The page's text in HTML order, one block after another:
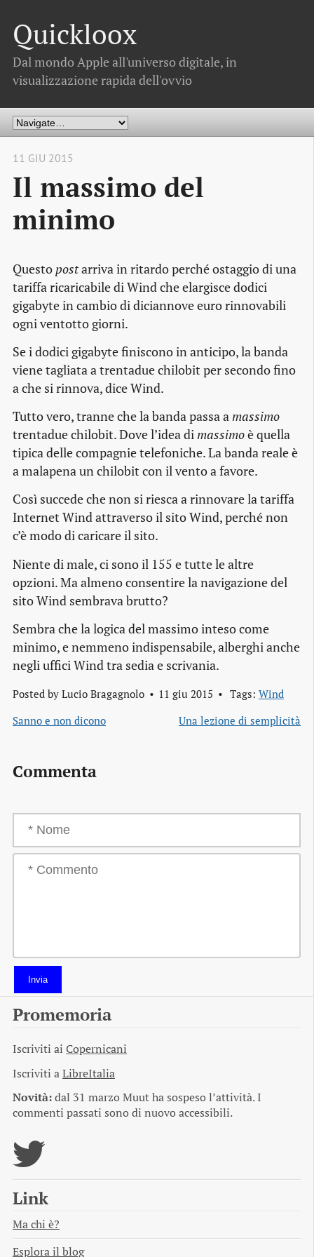
Quickloox
Dal mondo Apple all'universo digitale, in
visualizzazione rapida dell'ovvio
11 GIU 2015
Il massimo del
minimo
Questo postarriva in ritardo perché ostaggio di una
tariffa ricaricabile di Wind che elargisce dodici
gigabyte in cambio di diciannove euro rinnovabili
ogni ventotto giorni.
Se i dodici gigabyte finiscono in anticipo, la banda
viene tagliata a trentadue chilobit per secondo fino
a che si rinnova, dice Wind.
Tutto vero, tranne che la banda passa amassimo
trentadue chilobit. Dove l’idea dimassimoè quella
tipica delle compagnie telefoniche. La banda reale è
a malapena un chilobit con il vento a favore.
Così succede che non si riesca a rinnovare la tariffa
Internet Wind attraverso il sito Wind, perché non
c’è modo di caricare il sito.
Niente di male, ci sono il 155 e tutte le altre
opzioni. Ma almeno consentire la navigazione del
sito Wind sembrava brutto?
Sembra che la logica del massimo inteso come
minimo, e nemmeno indispensabile, alberghi anche
negli uffici Wind tra sedia e scrivania.
Posted by Lucio Bragagnolo 11 giu 2015 Tags: Wind
Sanno e non dicono
Una lezione di semplicità
Commenta
Invia
Promemoria
Iscriviti ai Copernicani
Iscriviti aLibreItalia
Novità:dal 31 marzo Muut ha sospeso l’attività. I
commenti passati sono di nuovo accessibili.
Link
Ma chi è?
Esplora il blog